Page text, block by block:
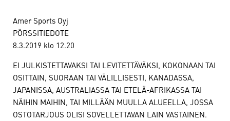
Amer Sports Oyj
PÖRSSITIEDOTE
8.3.2019 klo 12.20
EI JULKISTETTAVAKSI TAI LEVITETTÄVÄKSI, KOKONAAN TAI
OSITTAIN, SUORAAN TAI VÄLILLISESTI, KANADASSA,
JAPANISSA, AUSTRALIASSA TAI ETELÄ-AFRIKASSA TAI
NÄIHIN MAIHIN, TAI MILLÄÄN MUULLA ALUEELLA, JOSSA
OSTOTARJOUS OLISI SOVELLETTAVAN LAIN VASTAINEN.